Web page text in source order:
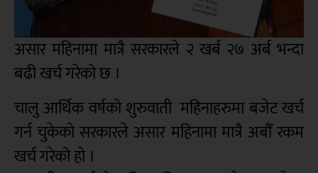
असार महिनामा मात्रै सरकारले २ खर्ब २७ अर्ब भन्दा
बढी खर्च गरेको छ ।
चालु आर्थिक वर्षको शुरुवाती महिनाहरुमा बजेट खर्च
गर्न चुकेको सरकारले असार महिनामा मात्रै अबौँ रकम
खर्च गरेको हो ।